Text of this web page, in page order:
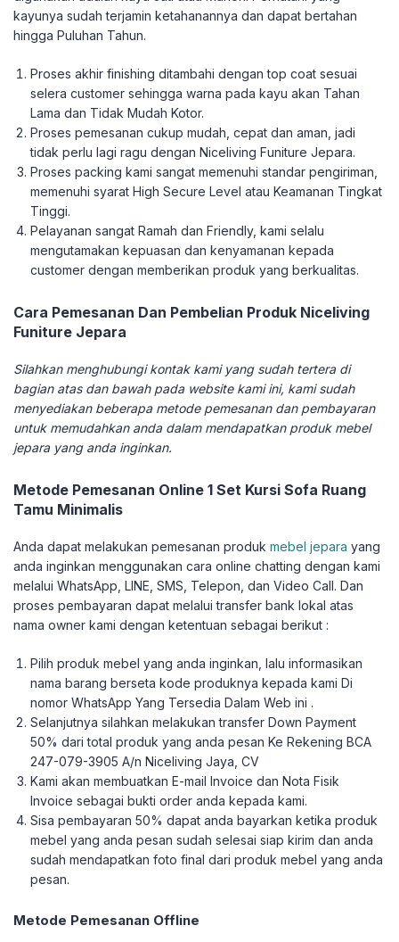
kayunya sudah terjamin ketahanannya dan dapat bertahan
hingga Puluhan Tahun.
Proses akhir finishing ditambahi dengan top coat sesuai
selera customer sehingga warna pada kayu akan Tahan
Lama dan Tidak Mudah Kotor.
Proses pemesanan cukup mudah, cepat dan aman, jadi
tidak perlu lagi ragu dengan Niceliving Funiture Jepara.
Proses packing kami sangat memenuhi standar pengiriman,
memenuhi syarat High Secure Level atau Keamanan Tingkat
Tinggi.
Pelayanan sangat Ramah dan Friendly, kami selalu
mengutamakan kepuasan dan kenyamanan kepada
customer dengan memberikan produk yang berkualitas.
Cara Pemesanan Dan Pembelian Produk Niceliving
Funiture Jepara
Silahkan menghubungi kontak kami yang sudah tertera di
bagian atas dan bawah pada website kami ini, kami sudah
menyediakan beberapa metode pemesanan dan pembayaran
untuk memudahkan anda dalam mendapatkan produk mebel
jepara yang anda inginkan.
Metode Pemesanan Online 1 Set Kursi Sofa Ruang
Tamu Minimalis
Anda dapat melakukan pemesanan produk mebel jepara yang
anda inginkan menggunakan cara online chatting dengan kami
melalui WhatsApp, LINE, SMS, Telepon, dan Video Call. Dan
proses pembayaran dapat melalui transfer bank lokal atas
nama owner kami dengan ketentuan sebagai berikut :
Pilih produk mebel yang anda inginkan, lalu informasikan
nama barang berseta kode produknya kepada kami Di
nomor WhatsApp Yang Tersedia Dalam Web ini .
Selanjutnya silahkan melakukan transfer Down Payment
50% dari total produk yang anda pesan Ke Rekening BCA
247-079-3905 A/n Niceliving Jaya, CV
Kami akan membuatkan E-mail Invoice dan Nota Fisik
Invoice sebagai bukti order anda kepada kami.
Sisa pembayaran 50% dapat anda bayarkan ketika produk
mebel yang anda pesan sudah selesai siap kirim dan anda
sudah mendapatkan foto final dari produk mebel yang anda
pesan.
Metode Pemesanan Offline